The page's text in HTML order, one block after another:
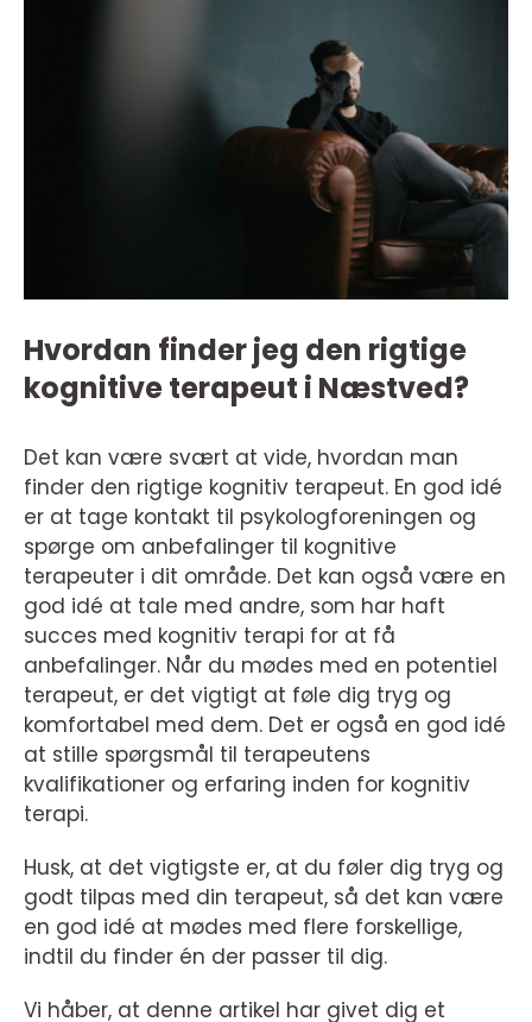
Hvordan finder jeg den rigtige
kognitive terapeut i Næstved?
Det kan være svært at vide, hvordan man
finder den rigtige kognitiv terapeut. En god idé
er at tage kontakt til psykologforeningen og
spørge om anbefalinger til kognitive
terapeuter i dit område. Det kan også være en
god idé at tale med andre, som har haft
succes med kognitiv terapi for at få
anbefalinger. Når du mødes med en potentiel
terapeut, er det vigtigt at føle dig tryg og
komfortabel med dem. Det er også en god idé
at stille spørgsmål til terapeutens
kvalifikationer og erfaring inden for kognitiv
terapi.
Husk, at det vigtigste er, at du føler dig tryg og
godt tilpas med din terapeut, så det kan være
en god idé at mødes med flere forskellige,
indtil du finder én der passer til dig.
Vi håber, at denne artikel har givet dig et